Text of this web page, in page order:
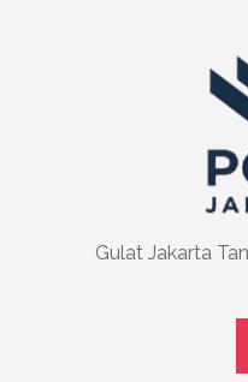
Gulat Jakarta